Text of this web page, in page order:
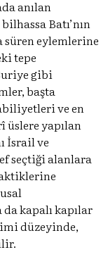
anılan
Batı’nın
süren eylemlerine
tepe
gibi
başta
ve en
yapılan
İsrail ve
seçtiği alanlara
kapalı kapılar
düzeyinde,